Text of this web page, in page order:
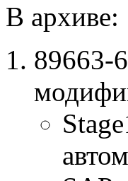
В архиве:
89663-